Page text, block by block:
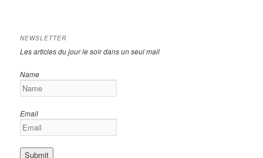
NEWSLETTER
Les articles du jour le soir dans un seul mail
Name
Email